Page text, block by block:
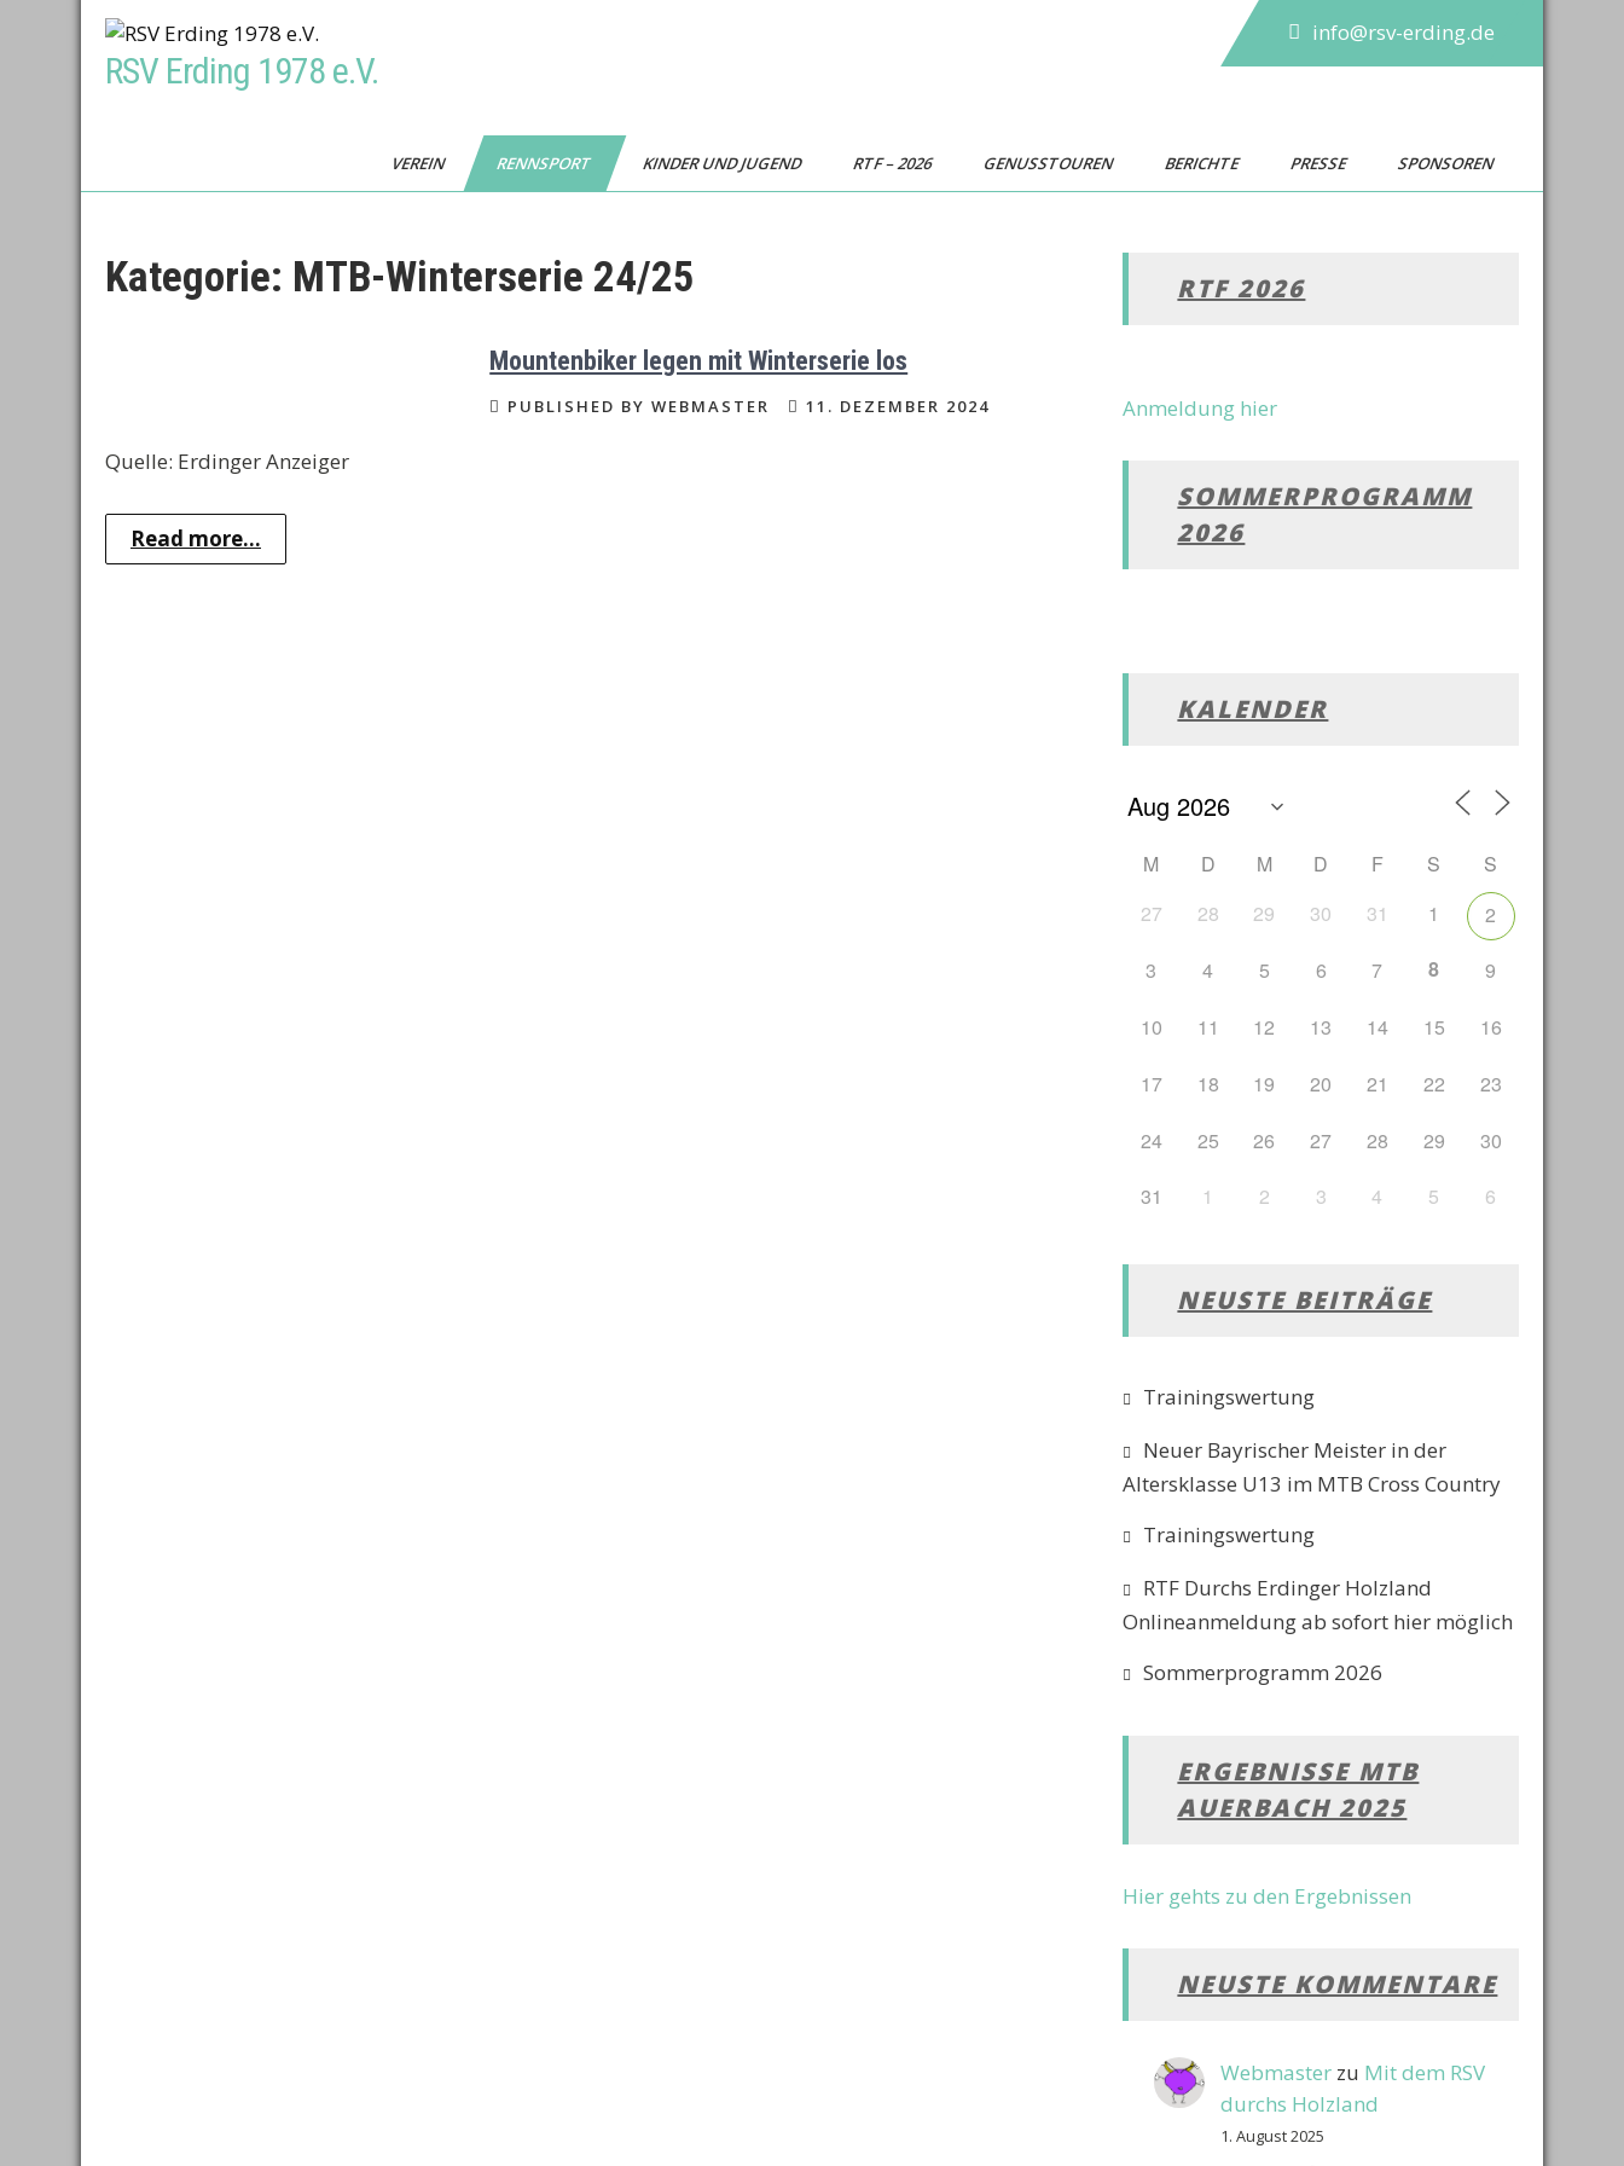
RSV Erding 1978 e.V.
info@rsv-erding.de
VEREIN RENNSPORT KINDER UND JUGEND RTF – 2026 GENUSSTOUREN BERICHTE PRESSE SPONSOREN
Kategorie: MTB-Winterserie 24/25
Mountenbiker legen mit Winterserie los
PUBLISHED BY WEBMASTER 11. DEZEMBER 2024
Quelle: Erdinger Anzeiger
Read more...
RTF 2026
Anmeldung hier
SOMMERPROGRAMM
2026
KALENDER
M D M D F S
S
27
28 29 30 31 1
2
3
4 5 6 7 8 9
10 11 12 13 14 15 16
17 18 19 20 21 22 23
24 25 26 27 28 29 30
31 1 2 3 4 5 6
NEUSTE BEITRÄGE
Trainingswertung
Neuer Bayrischer Meister in der
Altersklasse U13 im MTB Cross Country
Trainingswertung
RTF Durchs Erdinger Holzland
Onlineanmeldung ab sofort hier möglich
Sommerprogramm 2026
ERGEBNISSE MTB
AUERBACH 2025
Hier gehts zu den Ergebnissen
NEUSTE KOMMENTARE
Webmaster zu Mit dem RSV
durchs Holzland
1. August 2025